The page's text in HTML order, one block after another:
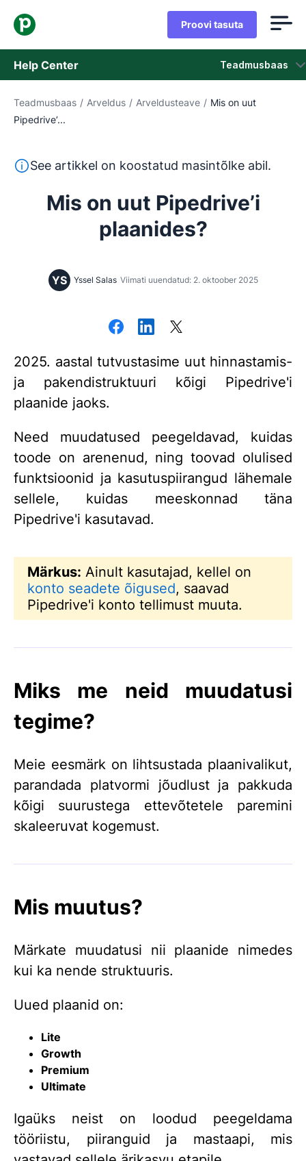
Proovi tasuta
Help Center Teadmusbaas
Teadmusbaas
Võta ühendust klienditoega
Teadmusbaas / Arveldus / Arveldusteave / Mis on uut
Pipedrive’...
See tekst on tõlgitud inglise keelest
See artikkel on koostatud masintõlke abil.
Mis on uut Pipedrive’i
plaanides?
YS Yssel Salas Viimati uuendatud: 2. oktoober 2025
2025. aastal tutvustasime uut hinnastamis-
ja pakendistruktuuri kõigi Pipedrive'i
plaanide jaoks.
Need muudatused peegeldavad, kuidas
toode on arenenud, ning toovad olulised
funktsioonid ja kasutuspiirangud lähemale
sellele, kuidas meeskonnad täna
Pipedrive'i kasutavad.
Märkus: Ainult kasutajad, kellel on
konto seadete õigused, saavad
Pipedrive'i konto tellimust muuta.
Miks me neid muudatusi
tegime?
Meie eesmärk on lihtsustada plaanivalikut,
parandada platvormi jõudlust ja pakkuda
kõigi suurustega ettevõtetele paremini
skaleeruvat kogemust.
Mis muutus?
Märkate muudatusi nii plaanide nimedes
kui ka nende struktuuris.
Uued plaanid on:
Lite
Growth
Premium
Ultimate
Igaüks neist on loodud peegeldama
tööriistu, piiranguid ja mastaapi, mis